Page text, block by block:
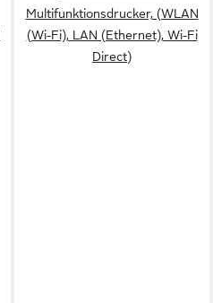
Multifunktionsdrucker, (WLAN
(Wi-Fi), LAN (Ethernet), Wi-Fi
Direct)